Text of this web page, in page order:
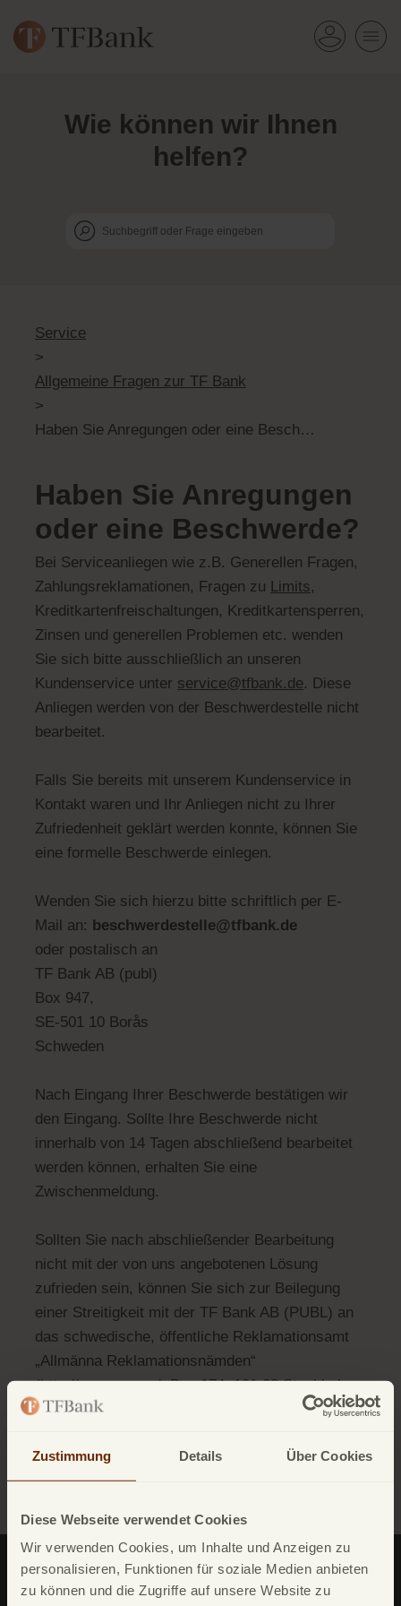
Zustimmung Details Über Cookies
Diese Webseite verwendet Cookies
Wir verwenden Cookies, um Inhalte und Anzeigen zu
personalisieren, Funktionen für soziale Medien anbieten
zu können und die Zugriffe auf unsere Website zu
Wie können wir Ihnen
helfen?
Service
>
Allgemeine Fragen zur TF Bank
>
Haben Sie Anregungen oder eine Beschwerde?
Haben Sie Anregungen
oder eine Beschwerde?
Bei Serviceanliegen wie z.B. Generellen Fragen,
Zahlungsreklamationen, Fragen zu Limits,
Kreditkartenfreischaltungen, Kreditkartensperren,
Zinsen und generellen Problemen etc. wenden
Sie sich bitte ausschließlich an unseren
Kundenservice unter service@tfbank.de. Diese
Anliegen werden von der Beschwerdestelle nicht
bearbeitet.
Falls Sie bereits mit unserem Kundenservice in
Kontakt waren und Ihr Anliegen nicht zu Ihrer
Zufriedenheit geklärt werden konnte, können Sie
eine formelle Beschwerde einlegen.
Wenden Sie sich hierzu bitte schriftlich per E-
Mail an: beschwerdestelle@tfbank.de
oder postalisch an
TF Bank AB (publ)
Box 947,
SE-501 10 Borås
Schweden
Nach Eingang Ihrer Beschwerde bestätigen wir
den Eingang. Sollte Ihre Beschwerde nicht
innerhalb von 14 Tagen abschließend bearbeitet
werden können, erhalten Sie eine
Zwischenmeldung.
Sollten Sie nach abschließender Bearbeitung
nicht mit der von uns angebotenen Lösung
zufrieden sein, können Sie sich zur Beilegung
einer Streitigkeit mit der TF Bank AB (PUBL) an
das schwedische, öffentliche Reklamationsamt
„Allmänna Reklamationsnämden“
(http://www.arn.se/, Box 174, 101 23 Stockholm,
Schweden, arn@arn.se) wenden.
Zurück